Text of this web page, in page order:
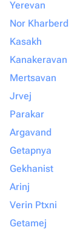
Yerevan
Nor Kharberd
Kasakh
Kanakeravan
Mertsavan
Jrvej
Parakar
Argavand
Getapnya
Gekhanist
Arinj
Verin Ptxni
Getamej